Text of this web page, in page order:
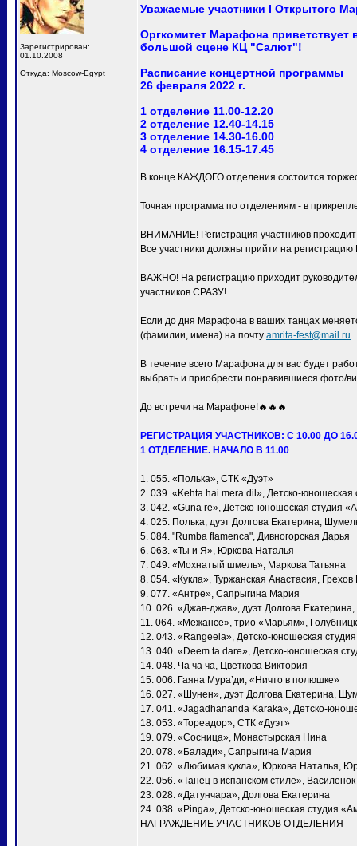
Зарегистрирован:
01.10.2008
Откуда: Moscow-Egypt
Уважаемые участники I Открытого
Оргкомитет Марафона приветствует
большой сцене КЦ "Салют"!
Расписание концертной программы
26 февраля 2022 г.
1 отделение 11.00-12.20
2 отделение 12.40-14.15
3 отделение 14.30-16.00
4 отделение 16.15-17.45
В конце КАЖДОГО отделения состоится
Точная программа по отделениям - в
ВНИМАНИЕ! Регистрация участников
Все участники должны прийти на
ВАЖНО! На регистрацию приходит
участников СРАЗУ!
Если до дня Марафона в ваших танцах
(фамилии, имена) на почту amrita-fest@mail.ru.
В течение всего Марафона для вас будет
выбрать и приобрести понравившиеся фото/
До встречи на Марафоне!🔥🔥🔥
РЕГИСТРАЦИЯ УЧАСТНИКОВ: С 10.00 ДО
1 ОТДЕЛЕНИЕ. НАЧАЛО В 11.00
1. 055. «Полька», СТК «Дуэт»
2. 039. «Kehta hai mera dil», Детско-юношеская
3. 042. «Guna re», Детско-юношеская студия
4. 025. Полька, дуэт Долгова Екатерина,
5. 084. "Rumba flamenca", Дивногорская Дарья
6. 063. «Ты и Я», Юркова Наталья
7. 049. «Мохнатый шмель», Маркова Татьяна
8. 054. «Кукла», Туржанская Анастасия, Грехов
9. 077. «Антре», Сапрыгина Мария
10. 026. «Джав-джав», дуэт Долгова
11. 064. «Межансе», трио «Марьям»,
12. 043. «Rangeela», Детско-юношеская
13. 040. «Deem ta dare», Детско-юношеская
14. 048. Ча ча ча, Цветкова Виктория
15. 006. Гаяна Мура’ди, «Ничто в полюшке»
16. 027. «Шунен», дуэт Долгова Екатерина,
17. 041. «Jagadhananda Karaka», Детско-
18. 053. «Тореадор», СТК «Дуэт»
19. 079. «Сосница», Монастырская Нина
20. 078. «Балади», Сапрыгина Мария
21. 062. «Любимая кукла», Юркова Наталья,
22. 056. «Танец в испанском стиле»,
23. 028. «Датунчара», Долгова Екатерина
24. 038. «Pinga», Детско-юношеская студия
НАГРАЖДЕНИЕ УЧАСТНИКОВ ОТДЕЛЕНИЯ